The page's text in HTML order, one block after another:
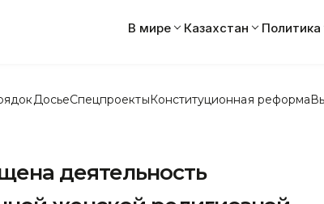
В мире Казахстан Политика
ДосьеСпецпроектыКонституционная реформа
деятельность